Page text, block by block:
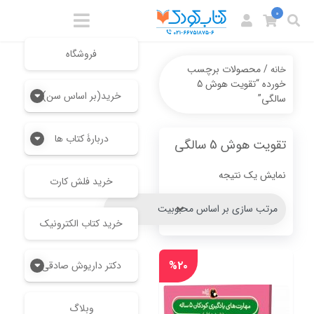
فروشگاه
خرید(بر اساس سن)
دربارۀ کتاب ها
خرید فلش کارت
خرید کتاب الکترونیک
دکتر داریوش صادقی
وبلاگ
0
خانه/ محصولات برچسب
خورده “تقویت هوش 5
سالگی”
تقویت هوش 5 سالگی
نمایش یک نتیجه
%۲۰